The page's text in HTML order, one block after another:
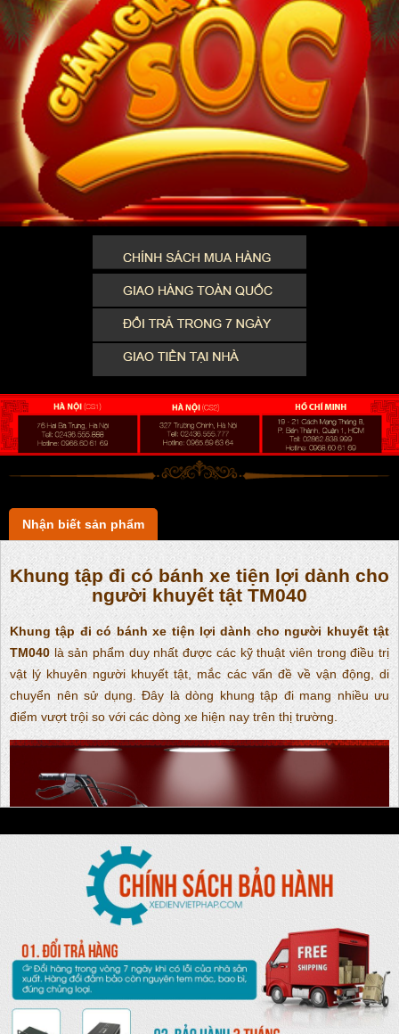
Nhận biết sản phẩm
Khung tập đi có bánh xe tiện lợi dành cho
người khuyết tật TM040
Khung tập đi có bánh xe tiện lợi dành cho người khuyết tật
TM040 là sản phẩm duy nhất được các kỹ thuật viên trong điều trị
vật lý khuyên người khuyết tật, mắc các vấn đề về vận động, di
chuyển nên sử dụng. Đây là dòng khung tập đi mang nhiều ưu
điểm vượt trội so với các dòng xe hiện nay trên thị trường.